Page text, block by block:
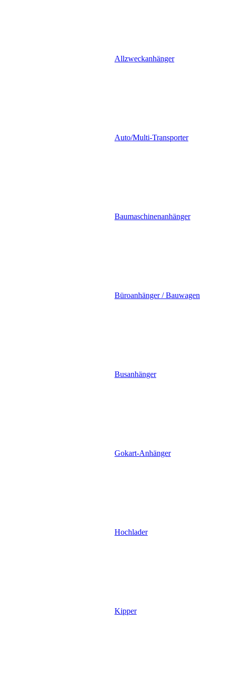
Allzweckanhänger
Auto/Multi-Transporter
Baumaschinenanhänger
Büroanhänger / Bauwagen
Busanhänger
Gokart-Anhänger
Hochlader
Kipper